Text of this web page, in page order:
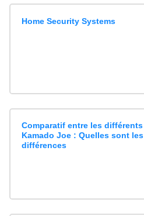
Home Security Systems
Comparatif entre les différents
Kamado Joe : Quelles sont les
différences